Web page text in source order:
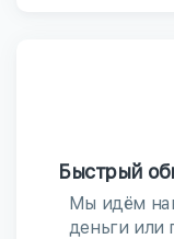
Быстрый
Мы идём
деньги или